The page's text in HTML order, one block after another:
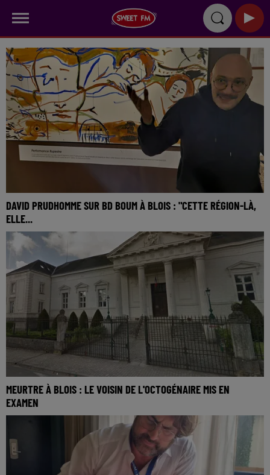
DAVID PRUDHOMME SUR BD BOUM À BLOIS : "CETTE RÉGION-LÀ,
ELLE...
MEURTRE À BLOIS : LE VOISIN DE L'OCTOGÉNAIRE MIS EN
EXAMEN